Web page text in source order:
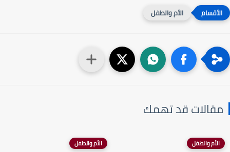
الأم والطفل
مقالات قد تهمك
الأم والطفل الأم والطفل